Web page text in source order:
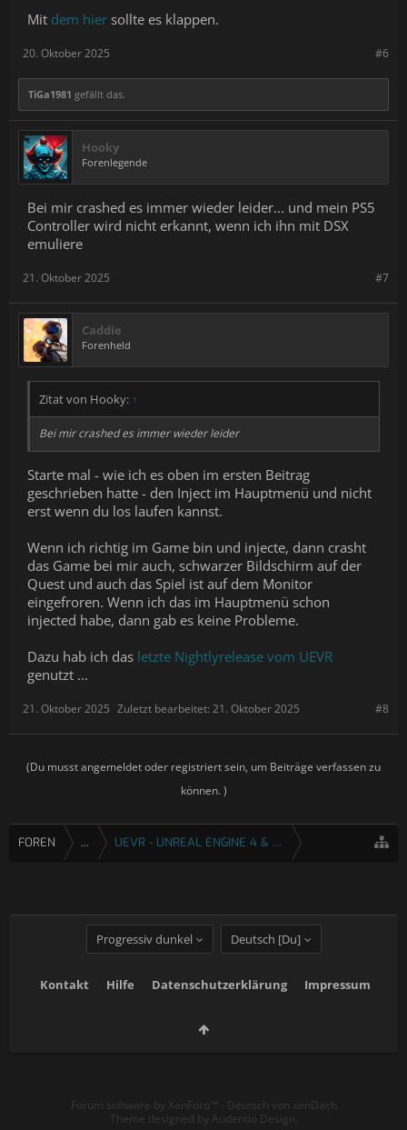
Mit dem hier sollte es klappen.
#6
20. Oktober 2025
TiGa1981 gefällt das.
Hooky
Forenlegende
Bei mir crashed es immer wieder leider... und mein PS5
Controller wird nicht erkannt, wenn ich ihn mit DSX
emuliere
#7
21. Oktober 2025
Caddie
Forenheld
Zitat von Hooky: ↑
Bei mir crashed es immer wieder leider
Starte mal - wie ich es oben im ersten Beitrag
geschrieben hatte - den Inject im Hauptmenü und nicht
erst wenn du los laufen kannst.
Wenn ich richtig im Game bin und injecte, dann crasht
das Game bei mir auch, schwarzer Bildschirm auf der
Quest und auch das Spiel ist auf dem Monitor
eingefroren. Wenn ich das im Hauptmenü schon
injected habe, dann gab es keine Probleme.
Dazu hab ich das letzte Nightlyrelease vom UEVR
genutzt ...
#8
21. Oktober 2025 Zuletzt bearbeitet: 21. Oktober 2025
(Du musst angemeldet oder registriert sein, um Beiträge verfassen zu
können. )
FOREN ... UEVR - UNREAL ENGINE 4 & 5 VR INJEKTOR
Progressiv dunkel Deutsch [Du]
Kontakt Hilfe Datenschutzerklärung Impressum
Forum software by XenForo™ - Deutsch von xenDach
Theme designed by Audentio Design.